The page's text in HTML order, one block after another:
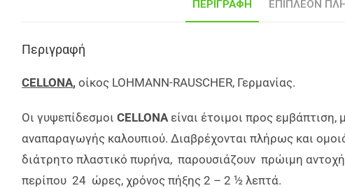
ΠΕΡΙΓΡΑΦΉ ΕΠΙΠΛΈΟΝ
Περιγραφή
CELLONA,οίκος LOHMANN-RAUSCHER, Γερμανίας.
Oι γυψεπίδεσμοιCELLONA είναι έτοιμοι προς
αναπαραγωγής καλουπιού. Διαβρέχονται πλήρως και
διάτρητο πλαστικό πυρήνα, παρουσιάζουν πρώιμη
περίπου 24 ώρες, χρόνος πήξης 2 – 2 ½ λεπτά.